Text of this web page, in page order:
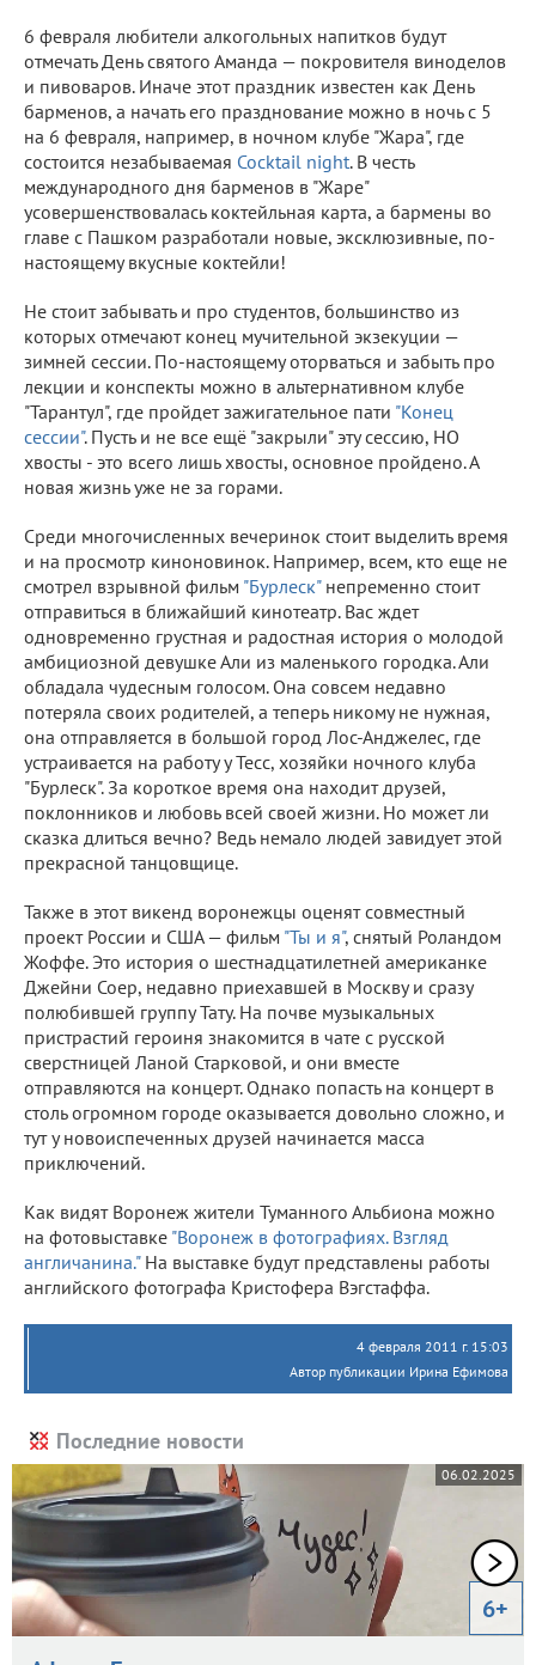
6 февраля любители алкогольных напитков будут
отмечать День святого Аманда — покровителя виноделов
и пивоваров. Иначе этот праздник известен как День
барменов, а начать его празднование можно в ночь с 5
на 6 февраля, например, в ночном клубе "Жара", где
состоится незабываемая Cocktail night. В честь
международного дня барменов в "Жаре"
усовершенствовалась коктейльная карта, а бармены во
главе с Пашком разработали новые, эксклюзивные, по-
настоящему вкусные коктейли!
Не стоит забывать и про студентов, большинство из
которых отмечают конец мучительной экзекуции —
зимней сессии. По-настоящему оторваться и забыть про
лекции и конспекты можно в альтернативном клубе
"Тарантул", где пройдет зажигательное пати "Конец
сессии". Пусть и не все ещё "закрыли" эту сессию, НО
хвосты - это всего лишь хвосты, основное пройдено. А
новая жизнь уже не за горами.
Среди многочисленных вечеринок стоит выделить время
и на просмотр киноновинок. Например, всем, кто еще не
смотрел взрывной фильм "Бурлеск"непременно стоит
отправиться в ближайший кинотеатр. Вас ждет
одновременно грустная и радостная история о молодой
амбициозной девушке Али из маленького городка. Али
обладала чудесным голосом. Она совсем недавно
потеряла своих родителей, а теперь никому не нужная,
она отправляется в большой город Лос-Анджелес, где
устраивается на работу у Тесс, хозяйки ночного клуба
"Бурлеск". За короткое время она находит друзей,
поклонников и любовь всей своей жизни. Но может ли
сказка длиться вечно? Ведь немало людей завидует этой
прекрасной танцовщице.
Также в этот викенд воронежцы оценят совместный
проект России и США — фильм "Ты и я", снятый Роландом
Жоффе. Это история о шестнадцатилетней американке
Джейни Соер, недавно приехавшей в Москву и сразу
полюбившей группу Тату. На почве музыкальных
пристрастий героиня знакомится в чате с русской
сверстницей Ланой Старковой, и они вместе
отправляются на концерт. Однако попасть на концерт в
столь огромном городе оказывается довольно сложно, и
тут у новоиспеченных друзей начинается масса
приключений.
Как видят Воронеж жители Туманного Альбиона можно
на фотовыставке "Воронеж в фотографиях. Взгляд
англичанина."На выставке будут представлены работы
английского фотографа Кристофера Вэгстаффа.
4 февраля 2011 г. 15:03
Автор публикации Ирина Ефимова
Последние новости
06.02.2025
6+